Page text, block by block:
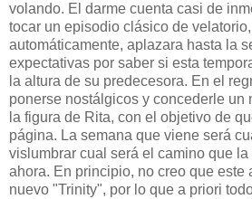
volando. El darme cuenta casi de
tocar un episodio clásico de
automáticamente, aplazara hasta la
expectativas por saber si esta
la altura de su predecesora. En el
ponerse nostálgicos y concederle un
la figura de Rita, con el objetivo de
página. La semana que viene será
vislumbrar cual será el camino que
ahora. En principio, no creo que este
nuevo "Trinity", por lo que a priori